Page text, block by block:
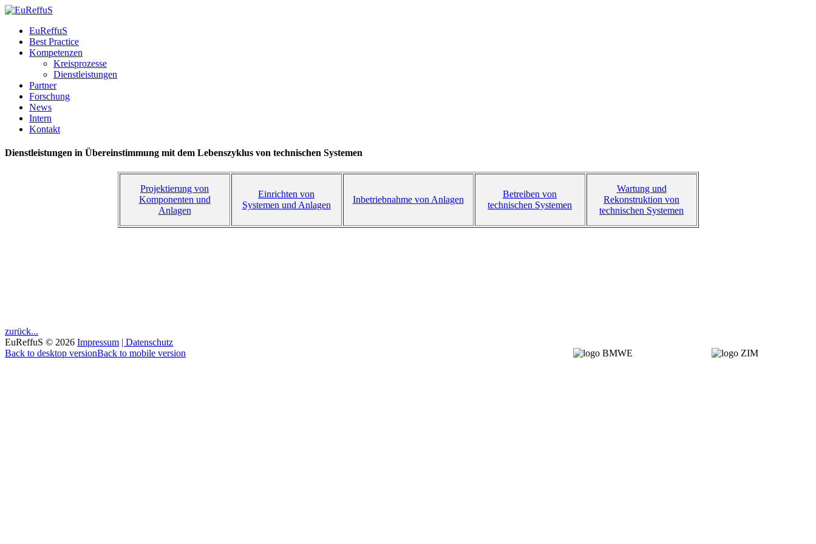
EuReffuS
Best Practice
Kompetenzen
Kreisprozesse
Dienstleistungen
Partner
Forschung
News
Intern
Kontakt
Dienstleistungen in Übereinstimmung mit dem Lebenszyklus von technischen Systemen
Projektierung von
Komponenten und
Anlagen
Einrichten von
Systemen und Anlagen
Inbetriebnahme von Anlagen
Betreiben von
technischen Systemen
Wartung und
Rekonstruktion von
technischen Systemen
zurück...
EuReffuS © 2026 Impressum | Datenschutz
Back to desktop versionBack to mobile version